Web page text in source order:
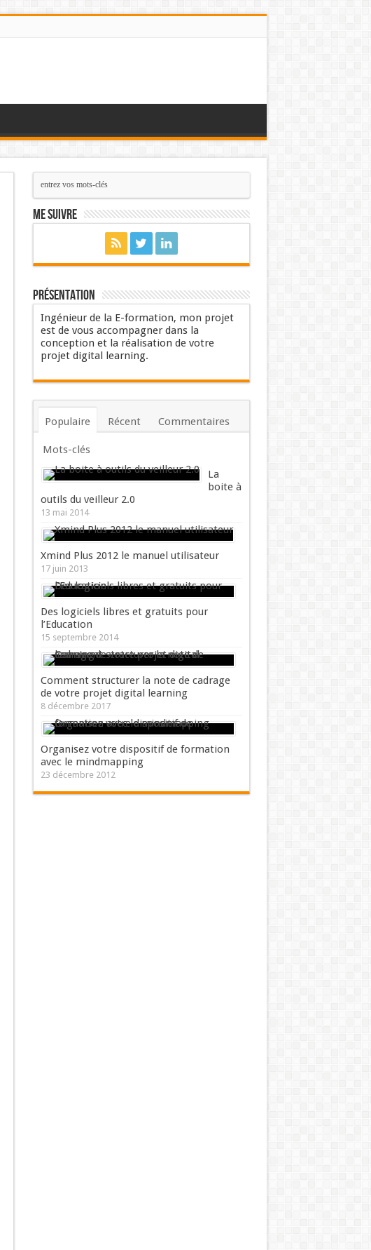
Me suivre
Présentation
Ingénieur de la E-formation, mon projet
est de vous accompagner dans la
conception et la réalisation de votre
projet digital learning.
Populaire Récent Commentaires
Mots-clés
La
boite à
outils du veilleur 2.0
13 mai 2014
Xmind Plus 2012 le manuel utilisateur
17 juin 2013
Des logiciels libres et gratuits pour
l’Education
15 septembre 2014
Comment structurer la note de cadrage
de votre projet digital learning
8 décembre 2017
Organisez votre dispositif de formation
avec le mindmapping
23 décembre 2012